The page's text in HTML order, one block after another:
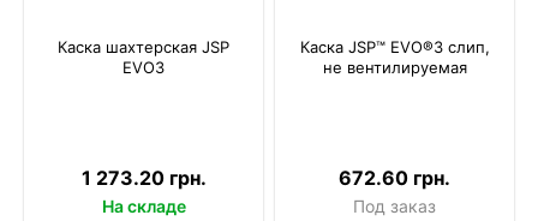
Каска шахтерская JSP
EVO3
1 273.20 грн.
На складе
Каска JSP™ EVO®3 слип,
не вентилируемая
672.60 грн.
Под заказ